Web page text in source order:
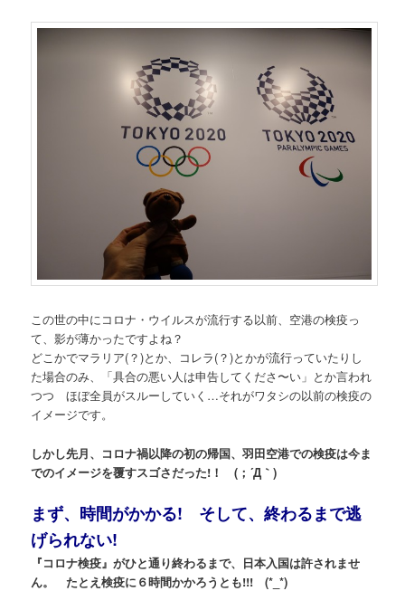
この世の中にコロナ・ウイルスが流行する以前、空港の検疫っ
て、影が薄かったですよね？
どこかでマラリア(？)とか、コレラ(？)とかが流行っていたりし
た場合のみ、「具合の悪い人は申告してくださ〜い」とか言われ
つつ ほぼ全員がスルーしていく…それがワタシの以前の検疫の
イメージです。
しかし先月、コロナ禍以降の初の帰国、羽田空港での検疫は今ま
でのイメージを覆すスゴさだった!！ (；´Д｀)
まず、時間がかかる! そして、終わるまで逃
げられない!
『コロナ検疫』がひと通り終わるまで、日本入国は許されませ
ん。 たとえ検疫に６時間かかろうとも!!! (*_*)